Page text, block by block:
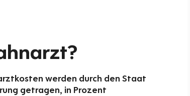
werden durch den Staat
getragen, in Prozent